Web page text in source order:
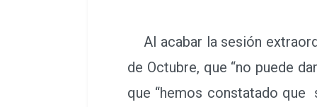
Al acabar la sesión
de Octubre, que “no puede
que “hemos constatado que